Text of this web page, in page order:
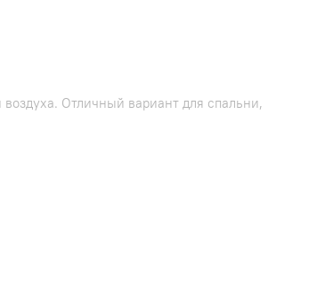
Отличный вариант для спальни,